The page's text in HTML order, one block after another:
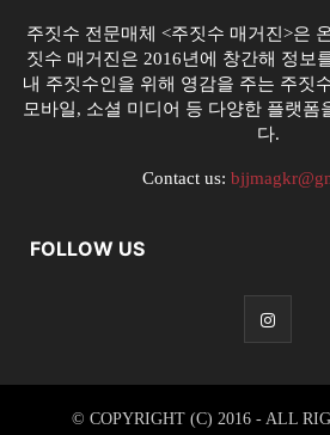
주짓수 전문매체 <주짓수 매거진>은
짓수 매거진은 2016년에 창간해 정보
내 주짓수인을 위해 영감을 주는 주짓
모바일, 소셜 미디어 등 다양한 플랫폼
다.
Contact us:
FOLLOW US
© COPYRIGHT (C) 2016 - ALL